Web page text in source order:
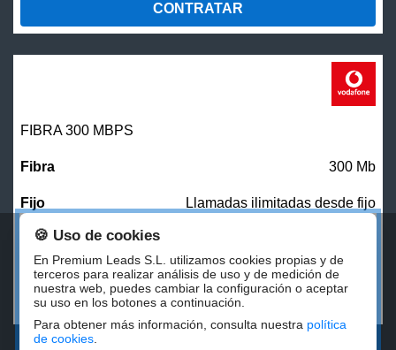
CONTRATAR
FIBRA 300 MBPS
300 Mb
Llamadas ilimitadas desde fijo
27,00 €/mes
CONTRATAR
🍪 Uso de cookies
En Premium Leads S.L. utilizamos cookies propias y de
terceros para realizar análisis de uso y de medición de
nuestra web, puedes cambiar la configuración o aceptar
su uso en los botones a continuación.
Para obtener más información, consulta nuestra política
de cookies